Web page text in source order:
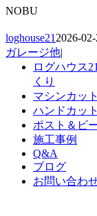
NOBU
loghouse21 2026-
ガレージ他|
ログハウス
くり
マシンカット
ハンドカット
ポスト＆ビ
施工事例
Q&A
ブログ
お問い合わ